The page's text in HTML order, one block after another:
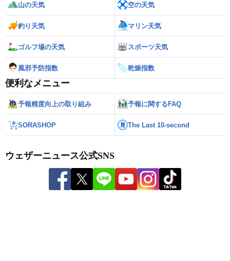
山の天気 空の天気
釣り天気 マリン天気
ゴルフ場の天気 スポーツ天気
風邪予防指数 乾燥指数
便利なメニュー
予報精度向上の取り組み 予報に関するFAQ
SORASHOP The Last 10-second
ウェザーニュース公式SNS